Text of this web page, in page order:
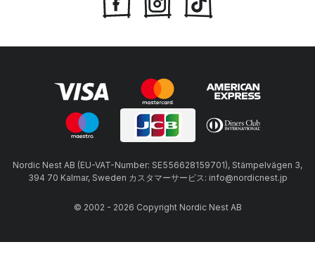
Nordic Nest AB (EU-VAT-Number: SE556628159701), Stämpelvägen 3,
394 70 Kalmar, Sweden カスタマーサービス: info@nordicnest.jp
© 2002 - 2026 Copyright Nordic Nest AB